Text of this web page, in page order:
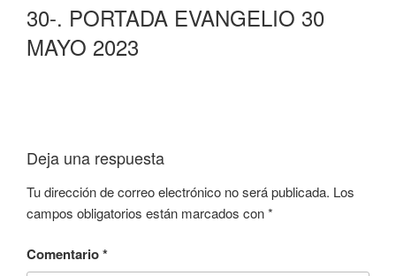
30-. PORTADA EVANGELIO 30
MAYO 2023
Deja una respuesta
Tu dirección de correo electrónico no será publicada. Los
campos obligatorios están marcados con*
Comentario*